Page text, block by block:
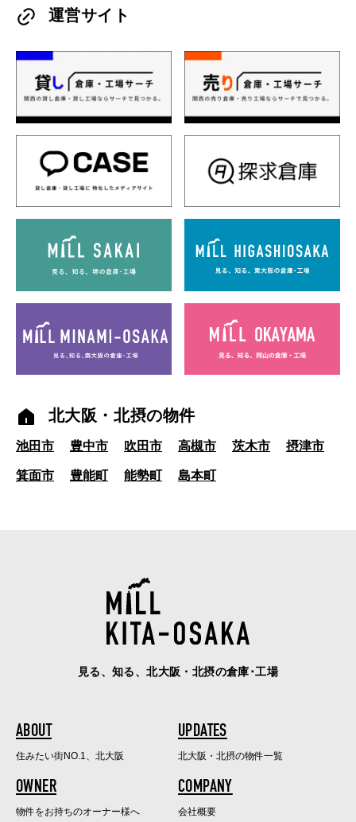
運営サイト
北大阪・北摂の物件
池田市 豊中市 吹田市 高槻市 茨木市 摂津市
箕面市 豊能町 能勢町 島本町
見る、知る、北大阪・北摂の倉庫･工場
ABOUT
住みたい街NO.1、北大阪
UPDATES
北大阪・北摂の物件一覧
OWNER
物件をお持ちのオーナー様へ
COMPANY
会社概要